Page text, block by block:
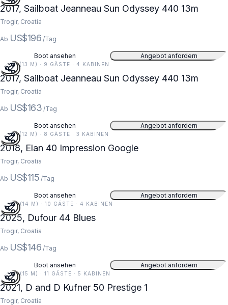
2017, Sailboat Jeanneau Sun Odyssey 440 13m
Trogir, Croatia
Ab US$196 /Tag
Boot ansehen Angebot anfordern
43 FT (13 M) · 9 GÄSTE · 4 KABINEN
2017, Sailboat Jeanneau Sun Odyssey 440 13m
Trogir, Croatia
Ab US$163 /Tag
Boot ansehen Angebot anfordern
39 FT (12 M) · 8 GÄSTE · 3 KABINEN
2018, Elan 40 Impression Google
Trogir, Croatia
Ab US$115 /Tag
Boot ansehen Angebot anfordern
46 FT (14 M) · 10 GÄSTE · 4 KABINEN
2025, Dufour 44 Blues
Trogir, Croatia
Ab US$146 /Tag
Boot ansehen Angebot anfordern
49 FT (15 M) · 11 GÄSTE · 5 KABINEN
2021, D and D Kufner 50 Prestige 1
Trogir, Croatia